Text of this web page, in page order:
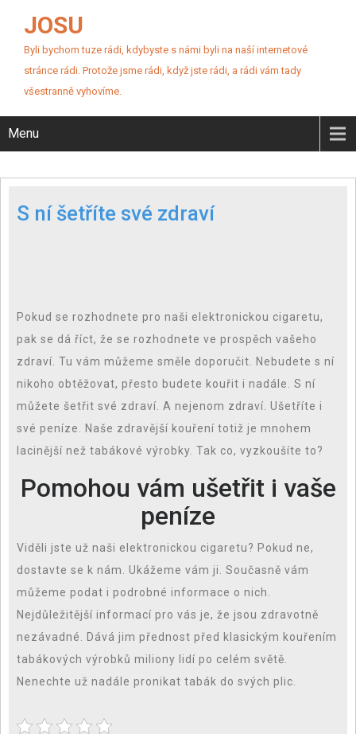
JOSU
Byli bychom tuze rádi, kdybyste s námi byli na naší internetové
stránce rádi. Protože jsme rádi, když jste rádi, a rádi vám tady
všestranně vyhovíme.
Menu
S ní šetříte své zdraví
Pokud se rozhodnete pro naši elektronickou cigaretu,
pak se dá říct, že se rozhodnete ve prospěch vašeho
zdraví. Tu vám můžeme směle doporučit. Nebudete s ní
nikoho obtěžovat, přesto budete kouřit i nadále. S ní
můžete šetřit své zdraví. A nejenom zdraví. Ušetříte i
své peníze. Naše zdravější kouření totiž je mnohem
lacinější než tabákové výrobky. Tak co, vyzkoušíte to?
Pomohou vám ušetřit i vaše
peníze
Viděli jste už naši elektronickou cigaretu? Pokud ne,
dostavte se k nám. Ukážeme vám ji. Současně vám
můžeme podat i podrobné informace o nich.
Nejdůležitější informací pro vás je, že jsou zdravotně
nezávadné. Dává jim přednost před klasickým kouřením
tabákových výrobků miliony lidí po celém světě.
Nenechte už nadále pronikat tabák do svých plic.